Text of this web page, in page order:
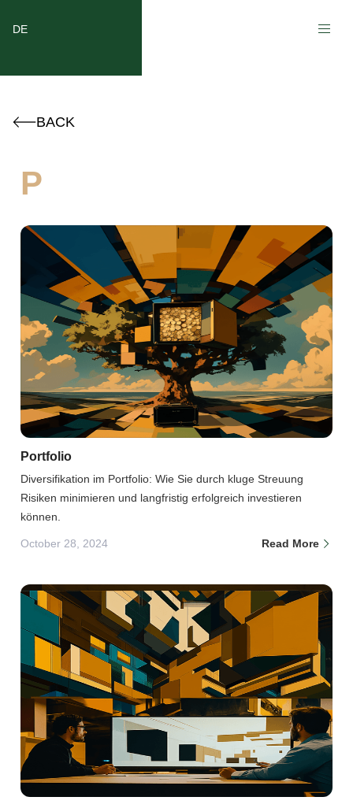
DE
BACK
P
Portfolio
Diversifikation im Portfolio: Wie Sie durch kluge Streuung
Risiken minimieren und langfristig erfolgreich investieren
können.
October 28, 2024 Read More